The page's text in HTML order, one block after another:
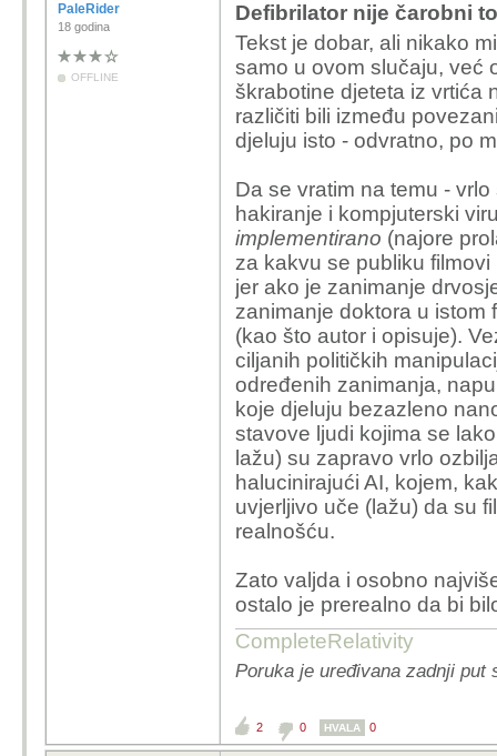
PaleRider
18 godina
OFFLINE
Defibrilator nije čarobni
Tekst je dobar, ali nikako
samo u ovom slučaju, već
škrabotine djeteta iz vrtića
različiti bili između
djeluju isto - odvratno, po
Da se vratim na temu -
hakiranje i kompjuterski
implementirano (najore
za kakvu se publiku
jer ako je zanimanje
zanimanje doktora u istom
(kao što autor i opisuje).
ciljanih političkih
određenih zanimanja,
koje djeluju bezazleno
stavove ljudi kojima se
lažu) su zapravo vrlo
halucinirajući AI, kojem,
uvjerljivo uče (lažu) da su
realnošću.
Zato valjda i osobno
ostalo je prerealno da bi
CompleteRelativity
Poruka je uređivana zadnji put
2 0 HVALA 0